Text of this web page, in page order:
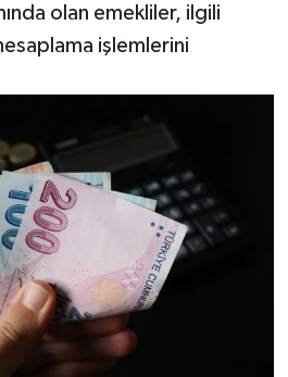
olan emekliler, ilgili
işlemlerini